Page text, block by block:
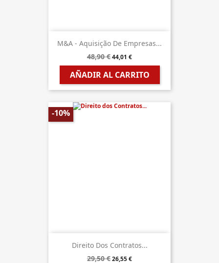
M&A - Aquisição De Empresas...
48,90 €44,01 €
AÑADIR AL CARRITO
Direito Dos Contratos...
29,50 €26,55 €
-10%